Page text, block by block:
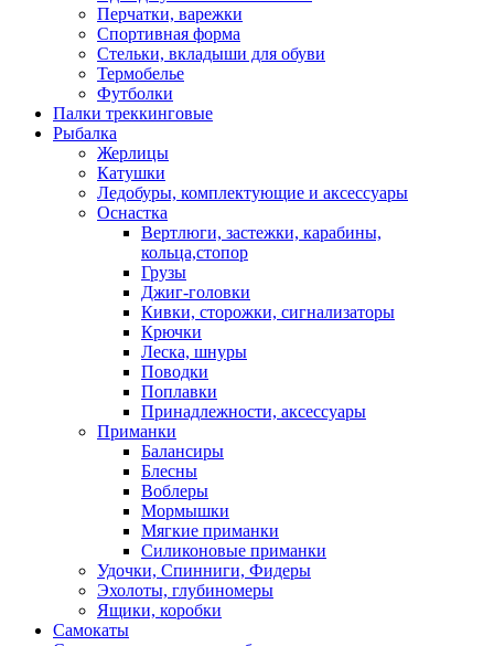
Перчатки, варежки
Спортивная форма
Стельки, вкладыши для обуви
Термобелье
Футболки
Палки треккинговые
Рыбалка
Жерлицы
Катушки
Ледобуры, комплектующие и аксессуары
Оснастка
Вертлюги, застежки, карабины,
кольца,стопор
Грузы
Джиг-головки
Кивки, сторожки, сигнализаторы
Крючки
Леска, шнуры
Поводки
Поплавки
Принадлежности, аксессуары
Приманки
Балансиры
Блесны
Воблеры
Мормышки
Мягкие приманки
Силиконовые приманки
Удочки, Спинниги, Фидеры
Эхолоты, глубиномеры
Ящики, коробки
Самокаты